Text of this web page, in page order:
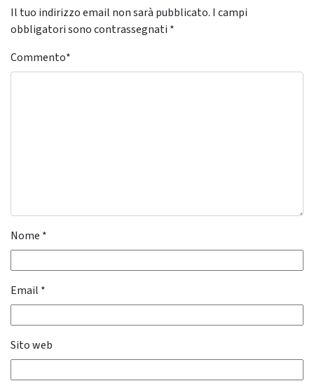
Il tuo indirizzo email non sarà pubblicato. I campi
obbligatori sono contrassegnati *
Commento*
Nome *
Email *
Sito web